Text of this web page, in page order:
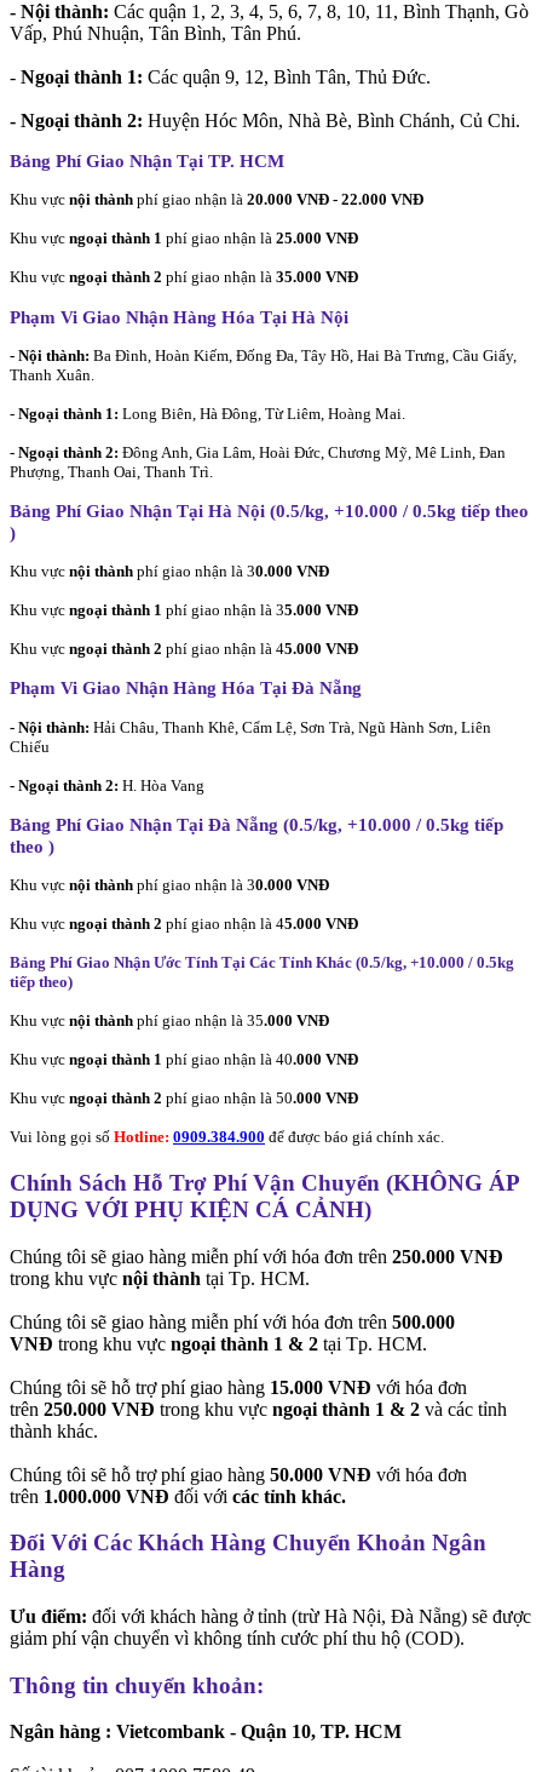
- Nội thành: Các quận 1, 2, 3, 4, 5, 6, 7, 8, 10, 11, Bình Thạnh, Gò
Vấp, Phú Nhuận, Tân Bình, Tân Phú.
- Ngoại thành 1: Các quận 9, 12, Bình Tân, Thủ Đức.
- Ngoại thành 2: Huyện Hóc Môn, Nhà Bè, Bình Chánh, Củ Chi.
Bảng Phí Giao Nhận Tại TP. HCM
Khu vực nội thành phí giao nhận là 20.000 VNĐ - 22.000 VNĐ
Khu vực ngoại thành 1 phí giao nhận là 25.000 VNĐ
Khu vực ngoại thành 2 phí giao nhận là 35.000 VNĐ
Phạm Vi Giao Nhận Hàng Hóa Tại Hà Nội
- Nội thành: Ba Đình, Hoàn Kiếm, Đống Đa, Tây Hồ, Hai Bà Trưng, Cầu Giấy,
Thanh Xuân.
- Ngoại thành 1: Long Biên, Hà Đông, Từ Liêm, Hoàng Mai.
- Ngoại thành 2: Đông Anh, Gia Lâm, Hoài Đức, Chương Mỹ, Mê Linh, Đan
Phượng, Thanh Oai, Thanh Trì.
Bảng Phí Giao Nhận Tại Hà Nội (0.5/kg, +10.000 / 0.5kg tiếp theo
)
Khu vực nội thành phí giao nhận là 30.000 VNĐ
Khu vực ngoại thành 1 phí giao nhận là 35.000 VNĐ
Khu vực ngoại thành 2 phí giao nhận là 45.000 VNĐ
Phạm Vi Giao Nhận Hàng Hóa Tại Đà Nẵng
- Nội thành: Hải Châu, Thanh Khê, Cẩm Lệ, Sơn Trà, Ngũ Hành Sơn, Liên
Chiểu
- Ngoại thành 2: H. Hòa Vang
Bảng Phí Giao Nhận Tại Đà Nẵng (0.5/kg, +10.000 / 0.5kg tiếp
theo )
Khu vực nội thành phí giao nhận là 30.000 VNĐ
Khu vực ngoại thành 2 phí giao nhận là 45.000 VNĐ
Bảng Phí Giao Nhận Ước Tính Tại Các Tỉnh Khác (0.5/kg, +10.000 / 0.5kg
tiếp theo)
Khu vực nội thành phí giao nhận là 35.000 VNĐ
Khu vực ngoại thành 1 phí giao nhận là 40.000 VNĐ
Khu vực ngoại thành 2 phí giao nhận là 50.000 VNĐ
Vui lòng gọi số Hotline: 0909.384.900 để được báo giá chính xác.
Chính Sách Hỗ Trợ Phí Vận Chuyển (KHÔNG ÁP
DỤNG VỚI PHỤ KIỆN CÁ CẢNH)
Chúng tôi sẽ giao hàng miễn phí với hóa đơn trên 250.000 VNĐ
trong khu vực nội thành tại Tp. HCM.
Chúng tôi sẽ giao hàng miễn phí với hóa đơn trên 500.000
VNĐ trong khu vực ngoại thành 1 & 2 tại Tp. HCM.
Chúng tôi sẽ hỗ trợ phí giao hàng 15.000 VNĐ với hóa đơn
trên 250.000 VNĐ trong khu vực ngoại thành 1 & 2 và các tỉnh
thành khác.
Chúng tôi sẽ hỗ trợ phí giao hàng 50.000 VNĐ với hóa đơn
trên 1.000.000 VNĐ đối với các tỉnh khác.
Đối Với Các Khách Hàng Chuyển Khoản Ngân
Hàng
Ưu điểm: đối với khách hàng ở tỉnh (trừ Hà Nội, Đà Nẵng) sẽ được
giảm phí vận chuyển vì không tính cước phí thu hộ (COD).
Thông tin chuyển khoản:
Ngân hàng : Vietcombank - Quận 10, TP. HCM